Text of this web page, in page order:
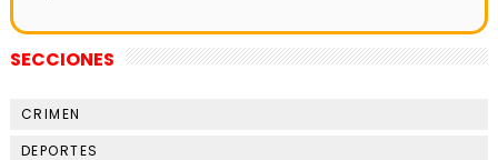
SECCIONES
CRIMEN
DEPORTES